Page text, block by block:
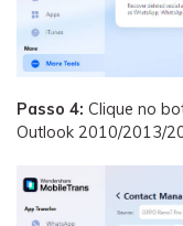
Passo 4: Clique no
Outlook 2010/2013/